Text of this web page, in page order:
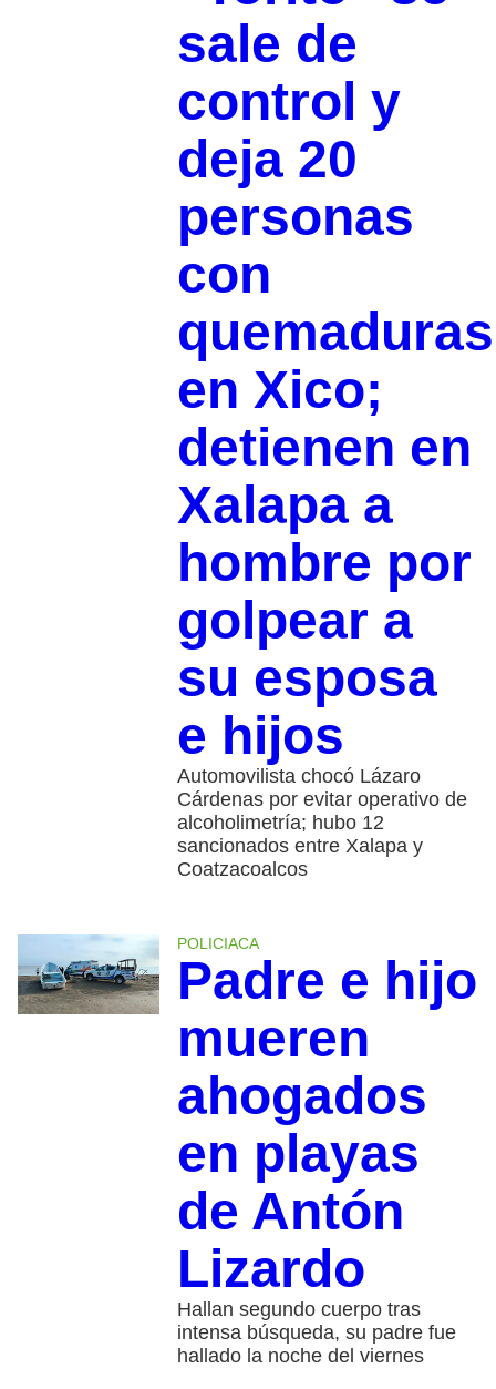
sale de
control y
deja 20
personas
con
quemaduras
en Xico;
detienen en
Xalapa a
hombre por
golpear a
su esposa
e hijos
Automovilista chocó Lázaro
Cárdenas por evitar operativo de
alcoholimetría; hubo 12
sancionados entre Xalapa y
Coatzacoalcos
POLICIACA
Padre e hijo
mueren
ahogados
en playas
de Antón
Lizardo
Hallan segundo cuerpo tras
intensa búsqueda, su padre fue
hallado la noche del viernes